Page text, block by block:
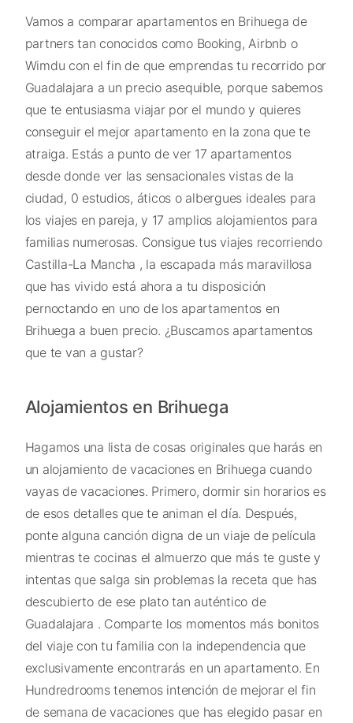
Vamos a comparar apartamentos en Brihuega de
partners tan conocidos como Booking, Airbnb o
Wimdu con el fin de que emprendas tu recorrido por
Guadalajara a un precio asequible, porque sabemos
que te entusiasma viajar por el mundo y quieres
conseguir el mejor apartamento en la zona que te
atraiga. Estás a punto de ver 17 apartamentos
desde donde ver las sensacionales vistas de la
ciudad, 0 estudios, áticos o albergues ideales para
los viajes en pareja, y 17 amplios alojamientos para
familias numerosas. Consigue tus viajes recorriendo
Castilla-La Mancha , la escapada más maravillosa
que has vivido está ahora a tu disposición
pernoctando en uno de los apartamentos en
Brihuega a buen precio. ¿Buscamos apartamentos
que te van a gustar?
Alojamientos en Brihuega
Hagamos una lista de cosas originales que harás en
un alojamiento de vacaciones en Brihuega cuando
vayas de vacaciones. Primero, dormir sin horarios es
de esos detalles que te animan el día. Después,
ponte alguna canción digna de un viaje de película
mientras te cocinas el almuerzo que más te guste y
intentas que salga sin problemas la receta que has
descubierto de ese plato tan auténtico de
Guadalajara . Comparte los momentos más bonitos
del viaje con tu familia con la independencia que
exclusivamente encontrarás en un apartamento. En
Hundredrooms tenemos intención de mejorar el fin
de semana de vacaciones que has elegido pasar en